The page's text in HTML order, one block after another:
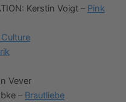
Kerstin Voigt – Pink
Culture
Vever
– Brautliebe